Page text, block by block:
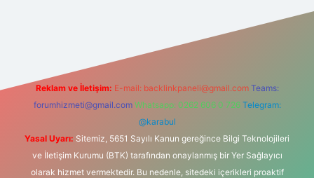
Reklam ve İletişim: E-mail: backlinkpaneli@gmail.com Teams:
forumhizmeti@gmail.com Whatsapp: 0262 606 0 726 Telegram:
@karabul
Yasal Uyarı: Sitemiz, 5651 Sayılı Kanun gereğince Bilgi Teknolojileri
ve İletişim Kurumu (BTK) tarafından onaylanmış bir Yer Sağlayıcı
olarak hizmet vermektedir. Bu nedenle, sitedeki içerikleri proaktif